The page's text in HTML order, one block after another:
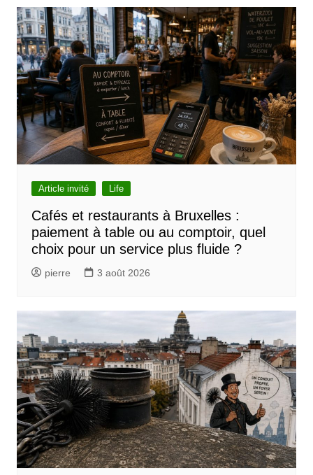
Article invité Life
Cafés et restaurants à Bruxelles :
paiement à table ou au comptoir, quel
choix pour un service plus fluide ?
pierre 3 août 2026